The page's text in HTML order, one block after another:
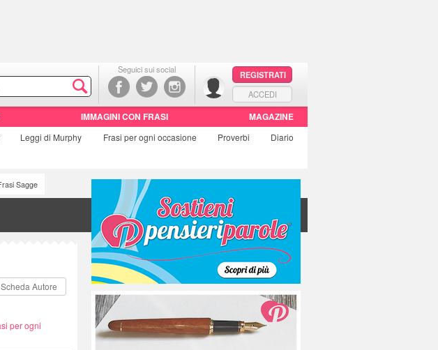
Seguici sui social
REGISTRATI
ACCEDI
IMMAGINI CON FRASI
MAGAZINE
Leggi di Murphy Frasi per ogni occasione Proverbi
Diario
Sagge
Scheda Autore
per ogni